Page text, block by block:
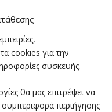
cookies για την
συσκευής.
θα μας επιτρέψει να
περιήγησης